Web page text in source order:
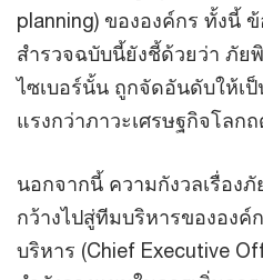
planning) ขององค์กร ทั้งนี้
สำรวจฉบับนี้ยังชี้ด้วยว่า ภัย
ไซเบอร์นั้น ถูกจัดอันดับให้เ
แรงกว่าภาวะเศรษฐกิจโล
นอกจากนี้ ความกังวลเรื่องภั
กว้างไปสู่ทีมบริหารขององค์
บริหาร (Chief Executive